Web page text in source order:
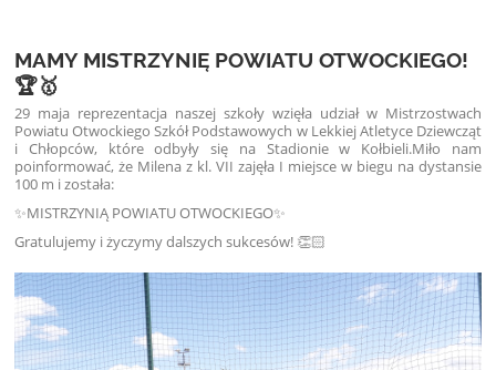
MAMY MISTRZYNIĘ POWIATU OTWOCKIEGO!
🏆🥇
29 maja reprezentacja naszej szkoły wzięła udział w Mistrzostwach
Powiatu Otwockiego Szkół Podstawowych w Lekkiej Atletyce Dziewcząt
i Chłopców, które odbyły się na Stadionie w Kołbieli.Miło nam
poinformować, że Milena z kl. VII zajęła I miejsce w biegu na dystansie
100 m i została:
✨MISTRZYNIĄ POWIATU OTWOCKIEGO✨
Gratulujemy i życzymy dalszych sukcesów! 👏🏻